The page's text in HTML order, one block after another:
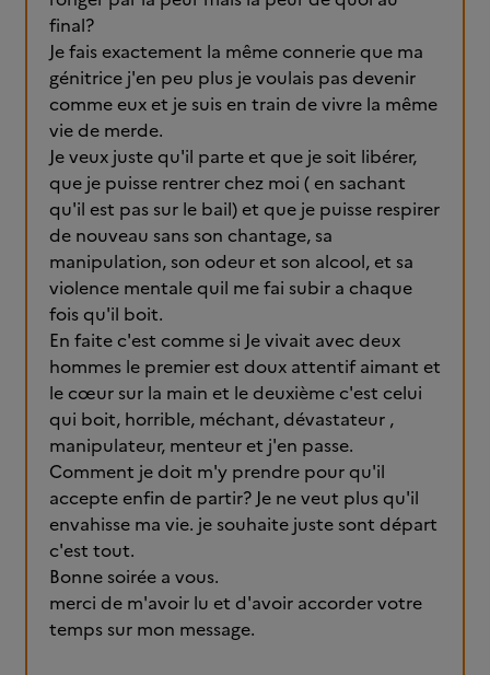
final?
Je fais exactement la même connerie que ma
génitrice j'en peu plus je voulais pas devenir
comme eux et je suis en train de vivre la même
vie de merde.
Je veux juste qu'il parte et que je soit libérer,
que je puisse rentrer chez moi ( en sachant
qu'il est pas sur le bail) et que je puisse respirer
de nouveau sans son chantage, sa
manipulation, son odeur et son alcool, et sa
violence mentale quil me fai subir a chaque
fois qu'il boit.
En faite c'est comme si Je vivait avec deux
hommes le premier est doux attentif aimant et
le cœur sur la main et le deuxième c'est celui
qui boit, horrible, méchant, dévastateur ,
manipulateur, menteur et j'en passe.
Comment je doit m'y prendre pour qu'il
accepte enfin de partir? Je ne veut plus qu'il
envahisse ma vie. je souhaite juste sont départ
c'est tout.
Bonne soirée a vous.
merci de m'avoir lu et d'avoir accorder votre
temps sur mon message.